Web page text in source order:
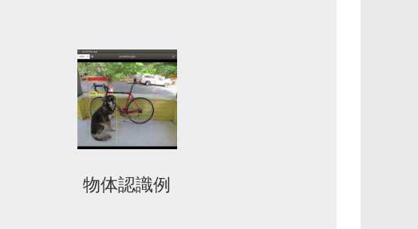
物体認識例